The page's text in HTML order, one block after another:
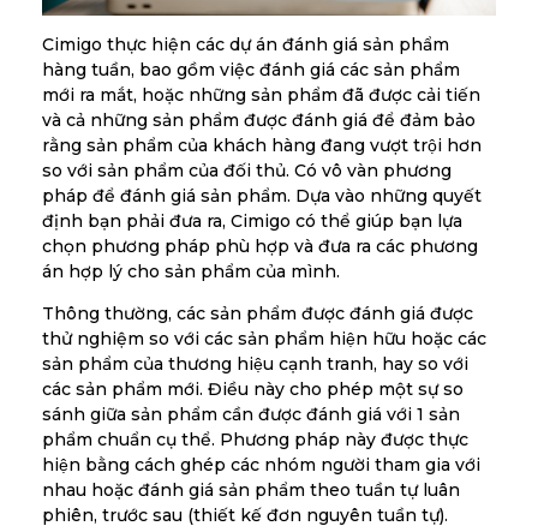
Cimigo thực hiện các dự án đánh giá sản phẩm
hàng tuần, bao gồm việc đánh giá các sản phẩm
mới ra mắt, hoặc những sản phẩm đã được cải tiến
và cả những sản phẩm được đánh giá để đảm bảo
rằng sản phẩm của khách hàng đang vượt trội hơn
so với sản phẩm của đối thủ. Có vô vàn phương
pháp để đánh giá sản phẩm. Dựa vào những quyết
định bạn phải đưa ra, Cimigo có thể giúp bạn lựa
chọn phương pháp phù hợp và đưa ra các phương
án hợp lý cho sản phẩm của mình.
Thông thường, các sản phẩm được đánh giá được
thử nghiệm so với các sản phẩm hiện hữu hoặc các
sản phẩm của thương hiệu cạnh tranh, hay so với
các sản phẩm mới. Điều này cho phép một sự so
sánh giữa sản phẩm cần được đánh giá với 1 sản
phẩm chuẩn cụ thể. Phương pháp này được thực
hiện bằng cách ghép các nhóm người tham gia với
nhau hoặc đánh giá sản phẩm theo tuần tự luân
phiên, trước sau (thiết kế đơn nguyên tuần tự).